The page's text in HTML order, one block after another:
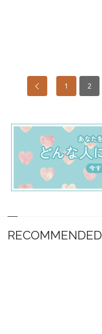
1 2
RECOMMENDED